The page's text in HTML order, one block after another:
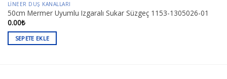
LINEER DUŞ KANALLARI
50cm Mermer Uyumlu Izgaralı Sukar Süzgeç 1153-1305026-01
0.00₺
SEPETE EKLE